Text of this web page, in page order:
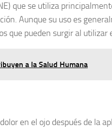
que se utiliza
Aunque su uso es
que pueden surgir al utilizar
a la Salud Humana
en el ojo después de la